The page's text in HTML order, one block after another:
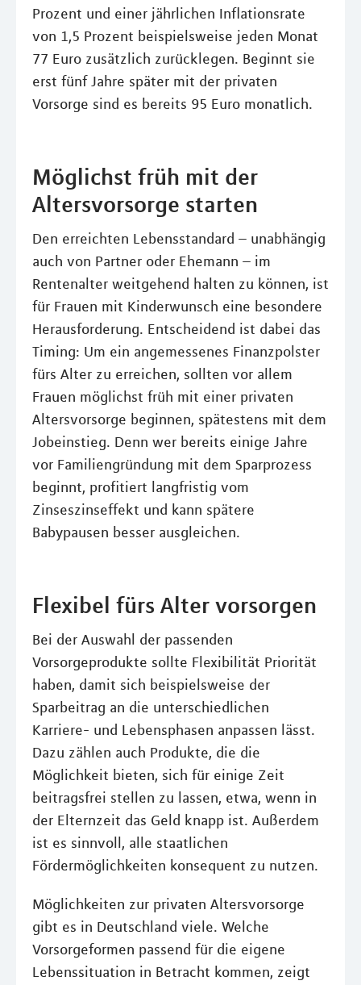
Prozent und einer jährlichen Inflationsrate
von 1,5 Prozent beispielsweise jeden Monat
77 Euro zusätzlich zurücklegen. Beginnt sie
erst fünf Jahre später mit der privaten
Vorsorge sind es bereits 95 Euro monatlich.
Möglichst früh mit der
Altersvorsorge starten
Den erreichten Lebensstandard – unabhängig
auch von Partner oder Ehemann – im
Rentenalter weitgehend halten zu können, ist
für Frauen mit Kinderwunsch eine besondere
Herausforderung. Entscheidend ist dabei das
Timing: Um ein angemessenes Finanzpolster
fürs Alter zu erreichen, sollten vor allem
Frauen möglichst früh mit einer privaten
Altersvorsorge beginnen, spätestens mit dem
Jobeinstieg. Denn wer bereits einige Jahre
vor Familiengründung mit dem Sparprozess
beginnt, profitiert langfristig vom
Zinseszinseffekt und kann spätere
Babypausen besser ausgleichen.
Flexibel fürs Alter vorsorgen
Bei der Auswahl der passenden
Vorsorgeprodukte sollte Flexibilität Priorität
haben, damit sich beispielsweise der
Sparbeitrag an die unterschiedlichen
Karriere- und Lebensphasen anpassen lässt.
Dazu zählen auch Produkte, die die
Möglichkeit bieten, sich für einige Zeit
beitragsfrei stellen zu lassen, etwa, wenn in
der Elternzeit das Geld knapp ist. Außerdem
ist es sinnvoll, alle staatlichen
Fördermöglichkeiten konsequent zu nutzen.
Möglichkeiten zur privaten Altersvorsorge
gibt es in Deutschland viele. Welche
Vorsorgeformen passend für die eigene
Lebenssituation in Betracht kommen, zeigt